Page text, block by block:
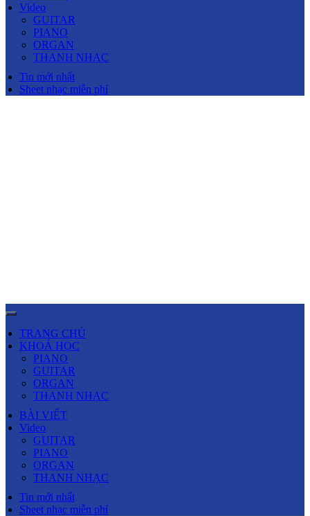
Video
GUITAR
PIANO
ORGAN
THANH NHẠC
Tin mới nhất
Sheet nhạc miễn phí
TRANG CHỦ
KHOÁ HỌC
PIANO
GUITAR
ORGAN
THANH NHẠC
BÀI VIẾT
Video
GUITAR
PIANO
ORGAN
THANH NHẠC
Tin mới nhất
Sheet nhạc miễn phí